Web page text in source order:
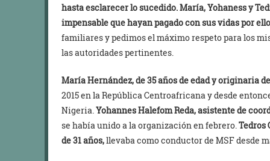
hasta esclarecer lo sucedido. María, Yohaness y
impensable que hayan pagado con sus vidas por ello
familiares y pedimos el máximo respeto para los
las autoridades pertinentes.
María Hernández, de 35 años de edad y originaria
2015 en la República Centroafricana y desde
Nigeria.Yohannes Halefom Reda, asistente de
se había unido a la organización en febrero.Tedros
de 31 años,llevaba como conductor de MSF desde